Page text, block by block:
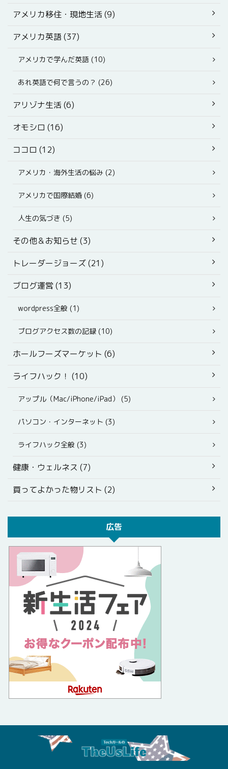
アメリカ移住・現地生活 (9)
アメリカ英語 (37)
アメリカで学んだ英語 (10)
あれ英語で何で言うの？ (26)
アリゾナ生活 (6)
オモシロ (16)
ココロ (12)
アメリカ・海外生活の悩み (2)
アメリカで国際結婚 (6)
人生の気づき (5)
その他＆お知らせ (3)
トレーダージョーズ (21)
ブログ運営 (13)
wordpress全般 (1)
ブログアクセス数の記録 (10)
ホールフーズマーケット (6)
ライフハック！ (10)
アップル（Mac/iPhone/iPad） (5)
パソコン・インターネット (3)
ライフハック全般 (3)
健康・ウェルネス (7)
買ってよかった物リスト (2)
広告